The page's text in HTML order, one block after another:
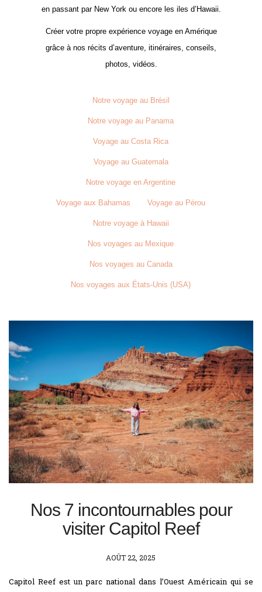
en passant par New York ou encore les iles d’Hawaii.
Créer votre propre expérience voyage en Amérique
grâce à nos récits d’aventure, itinéraires, conseils,
photos, vidéos.
Notre voyage au Brésil
Notre voyage au Panama
Voyage au Costa Rica
Voyage au Guatemala
Notre voyage en Argentine
Voyage aux Bahamas Voyage au Pérou
Notre voyage à Hawaii
Nos voyages au Mexique
Nos voyages au Canada
Nos voyages aux États-Unis (USA)
Nos 7 incontournables pour
visiter Capitol Reef
POSTED
AOÛT 22, 2025
Capitol Reef est un parc national dans l’Ouest Américain qui se